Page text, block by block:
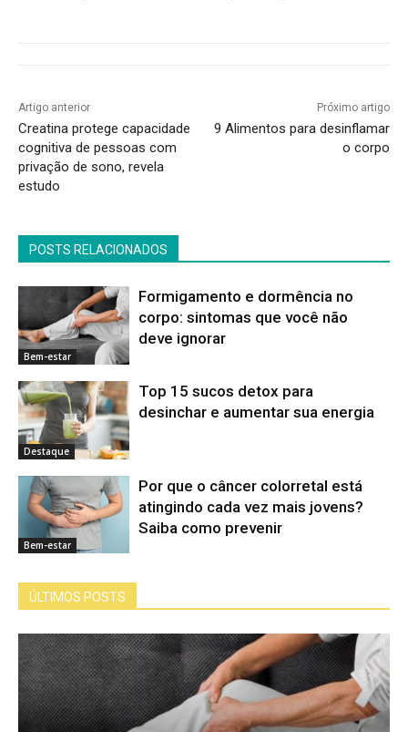
Artigo anterior
Creatina protege capacidade
cognitiva de pessoas com
privação de sono, revela
estudo
Próximo artigo
9 Alimentos para desinflamar
o corpo
POSTS RELACIONADOS
Bem-estar
Formigamento e dormência no
corpo: sintomas que você não
deve ignorar
Destaque
Top 15 sucos detox para
desinchar e aumentar sua energia
Bem-estar
Por que o câncer colorretal está
atingindo cada vez mais jovens?
Saiba como prevenir
ÚLTIMOS POSTS